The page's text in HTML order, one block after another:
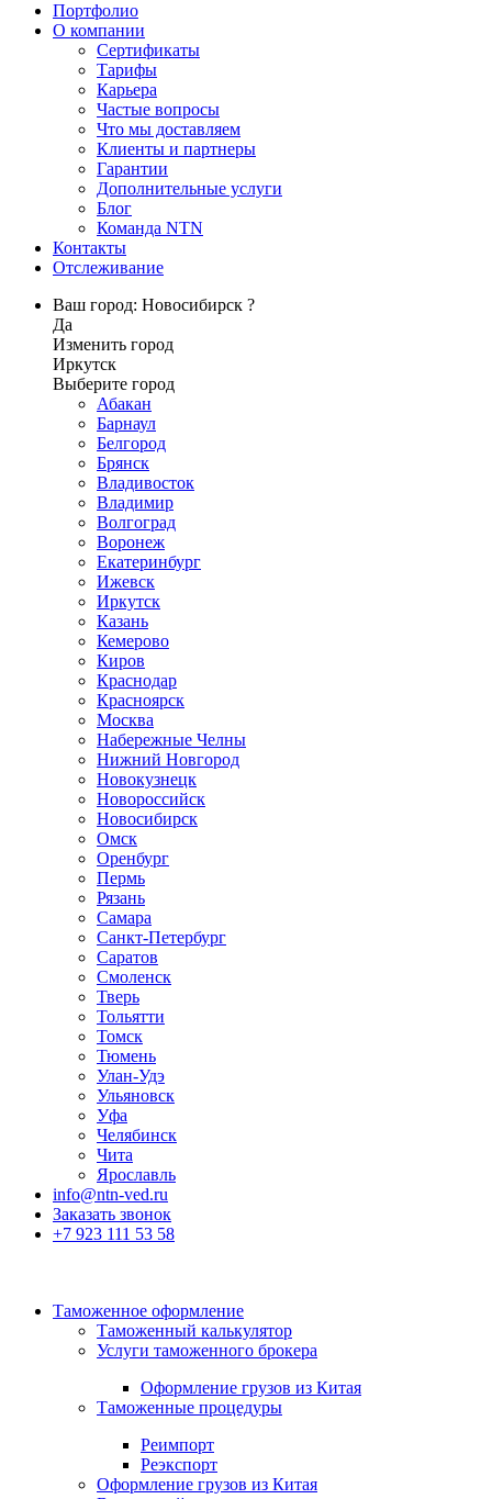
Портфолио
О компании
Сертификаты
Тарифы
Карьера
Частые вопросы
Что мы доставляем
Клиенты и партнеры
Гарантии
Дополнительные услуги
Блог
Команда NTN
Контакты
Отслеживание
Ваш город: Новосибирск ?
Да
Изменить город
Иркутск
Выберите город
Абакан
Барнаул
Белгород
Брянск
Владивосток
Владимир
Волгоград
Воронеж
Екатеринбург
Ижевск
Иркутск
Казань
Кемерово
Киров
Краснодар
Красноярск
Москва
Набережные Челны
Нижний Новгород
Новокузнецк
Новороссийск
Новосибирск
Омск
Оренбург
Пермь
Рязань
Самара
Санкт-Петербург
Саратов
Смоленск
Тверь
Тольятти
Томск
Тюмень
Улан-Удэ
Ульяновск
Уфа
Челябинск
Чита
Ярославль
info@ntn-ved.ru
Заказать звонок
+7 923 111 53 58
Таможенное оформление
Таможенный калькулятор
Услуги таможенного брокера
Оформление грузов из Китая
Таможенные процедуры
Реимпорт
Реэкспорт
Оформление грузов из Китая